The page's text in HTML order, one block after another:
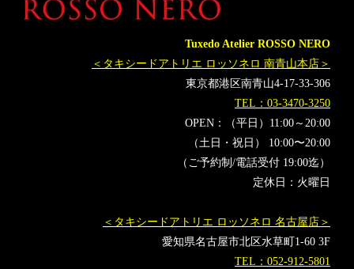
ゲレンデがとけるほど恋したい promise
ハラミちゃん
Tuxedo Atelier ROSSO NERO
＜タキシードアトリエ ロッソネロ 南青山本店＞
東京都港区南青山4-17-33-306
TEL：03-3470-3250
OPEN：（平日）11:00～20:00
（土日・祝日） 10:00〜20:00
（ご予約制/電話受付 19:00迄）
定休日：火曜日
＜タキシードアトリエ ロッソネロ 名古屋店＞
愛知県名古屋市北区水草町1-60 3F
TEL：052-912-5801